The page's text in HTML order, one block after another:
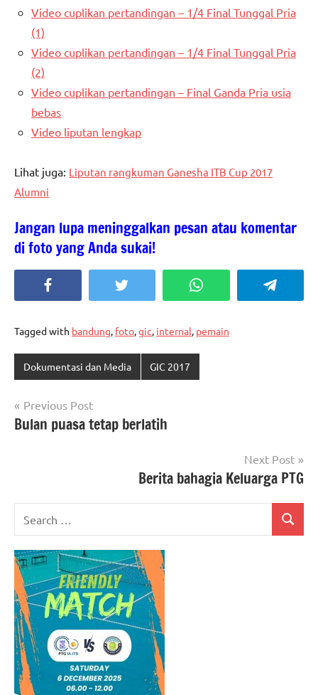
Video cuplikan pertandingan – 1/4 Final Tunggal Pria
(1)
Video cuplikan pertandingan – 1/4 Final Tunggal Pria
(2)
Video cuplikan pertandingan – Final Ganda Pria usia
bebas
Video liputan lengkap
Lihat juga: Liputan rangkuman Ganesha ITB Cup 2017
Alumni
Jangan lupa meninggalkan pesan atau komentar
di foto yang Anda sukai!
Twitter WhatsApp
Tagged with bandung, foto,gic, internal, pemain
Dokumentasi dan Media GIC 2017
Post
navigation
Previous Post
Bulan puasa tetap berlatih
Next Post
Berita bahagia Keluarga PTG
for:
Search